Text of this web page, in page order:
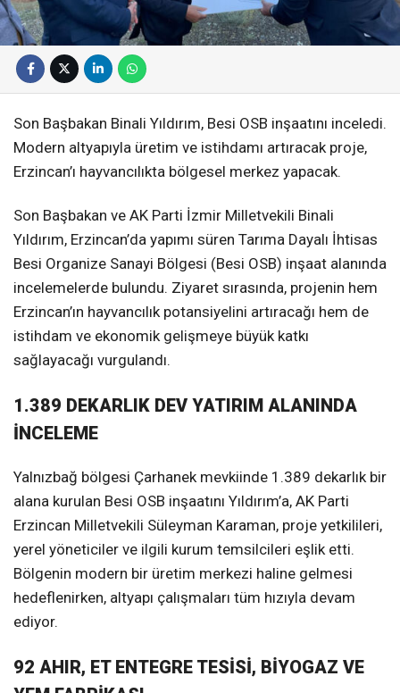
Son Başbakan Binali Yıldırım, Besi OSB inşaatını inceledi.
Modern altyapıyla üretim ve istihdamı artıracak proje,
Erzincan’ı hayvancılıkta bölgesel merkez yapacak.
Son Başbakan ve AK Parti İzmir Milletvekili Binali
Yıldırım, Erzincan’da yapımı süren Tarıma Dayalı İhtisas
Besi Organize Sanayi Bölgesi (Besi OSB) inşaat alanında
incelemelerde bulundu. Ziyaret sırasında, projenin hem
Erzincan’ın hayvancılık potansiyelini artıracağı hem de
istihdam ve ekonomik gelişmeye büyük katkı
sağlayacağı vurgulandı.
1.389 DEKARLIK DEV YATIRIM ALANINDA
İNCELEME
Yalnızbağ bölgesi Çarhanek mevkiinde 1.389 dekarlık bir
alana kurulan Besi OSB inşaatını Yıldırım’a, AK Parti
Erzincan Milletvekili Süleyman Karaman, proje yetkilileri,
yerel yöneticiler ve ilgili kurum temsilcileri eşlik etti.
Bölgenin modern bir üretim merkezi haline gelmesi
hedeflenirken, altyapı çalışmaları tüm hızıyla devam
ediyor.
92 AHIR, ET ENTEGRE TESİSİ, BİYOGAZ VE